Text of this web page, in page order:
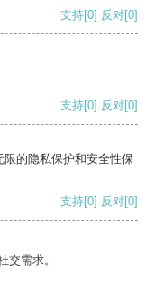
支持[0] 反对[0]
支持[0] 反对[0]
的隐私保护和安全性保
支持[0] 反对[0]
交需求。